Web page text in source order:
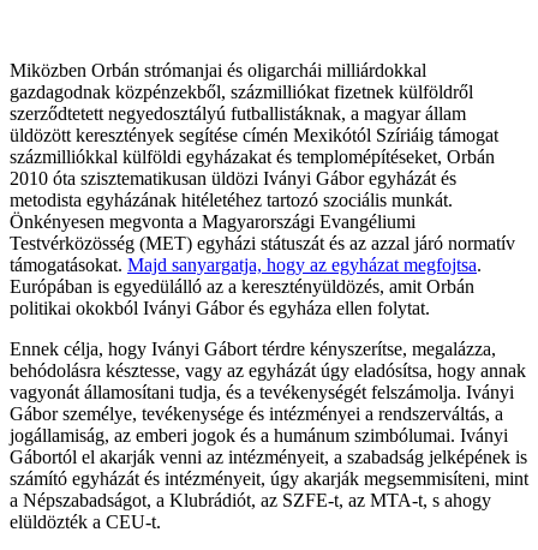
Miközben Orbán strómanjai és oligarchái milliárdokkal
gazdagodnak közpénzekből, százmilliókat fizetnek külföldről
szerződtetett negyedosztályú futballistáknak, a magyar állam
üldözött keresztények segítése címén Mexikótól Szíriáig támogat
százmilliókkal külföldi egyházakat és templomépítéseket, Orbán
2010 óta szisztematikusan üldözi Iványi Gábor egyházát és
metodista egyházának hitéletéhez tartozó szociális munkát.
Önkényesen megvonta a Magyarországi Evangéliumi
Testvérközösség (MET) egyházi státuszát és az azzal járó normatív
támogatásokat. Majd sanyargatja, hogy az egyházat megfojtsa.
Európában is egyedülálló az a keresztényüldözés, amit Orbán
politikai okokból Iványi Gábor és egyháza ellen folytat.
Ennek célja, hogy Iványi Gábort térdre kényszerítse, megalázza,
behódolásra késztesse, vagy az egyházát úgy eladósítsa, hogy annak
vagyonát államosítani tudja, és a tevékenységét felszámolja. Iványi
Gábor személye, tevékenysége és intézményei a rendszerváltás, a
jogállamiság, az emberi jogok és a humánum szimbólumai. Iványi
Gábortól el akarják venni az intézményeit, a szabadság jelképének is
számító egyházát és intézményeit, úgy akarják megsemmisíteni, mint
a Népszabadságot, a Klubrádiót, az SZFE-t, az MTA-t, s ahogy
elüldözték a CEU-t.